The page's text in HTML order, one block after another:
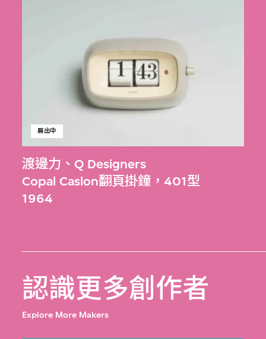
渡邊力 、Q Designers
展出中
Copal Caslon翻頁掛鐘，401型
1964
認識更多創作者
Explore More Makers